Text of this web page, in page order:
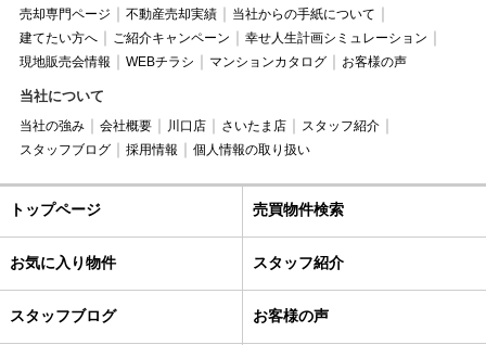
売却専門ページ 不動産売却実績
当社からの手紙について
建てたい方へ
ご紹介キャンペーン
幸せ人生計画シミュレーション
現地販売会情報
WEBチラシ マンションカタログ お客様の声
当社について
当社の強み 会社概要 川口店 さいたま店
スタッフ紹介
スタッフブログ
採用情報 個人情報の取り扱い
トップページ 売買物件検索
お気に入り物件 スタッフ紹介
スタッフブログ お客様の声